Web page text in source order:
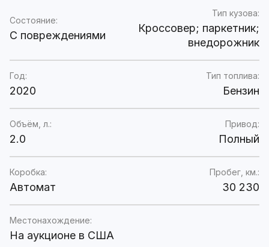
Состояние:
C повреждениями
Тип кузова:
Кроссовер; паркетник;
внедорожник
Год:
2020
Тип топлива:
Бензин
Объём, л.:
2.0
Привод:
Полный
Коробка:
Автомат
Пробег, км.:
30 230
Местонахождение:
На аукционе в США